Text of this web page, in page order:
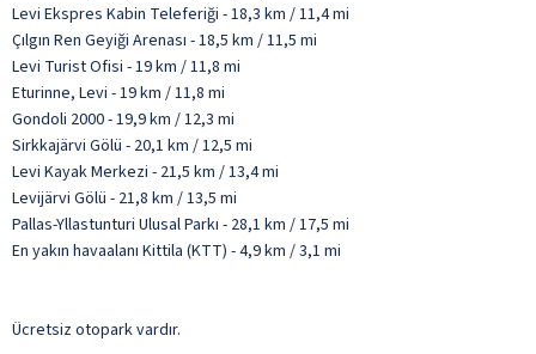
Levi Ekspres Kabin Teleferiği - 18,3 km / 11,4 mi
Çılgın Ren Geyiği Arenası - 18,5 km / 11,5 mi
Levi Turist Ofisi - 19 km / 11,8 mi
Eturinne, Levi - 19 km / 11,8 mi
Gondoli 2000 - 19,9 km / 12,3 mi
Sirkkajärvi Gölü - 20,1 km / 12,5 mi
Levi Kayak Merkezi - 21,5 km / 13,4 mi
Levijärvi Gölü - 21,8 km / 13,5 mi
Pallas-Yllastunturi Ulusal Parkı - 28,1 km / 17,5 mi
En yakın havaalanı Kittila (KTT) - 4,9 km / 3,1 mi
Ücretsiz otopark vardır.